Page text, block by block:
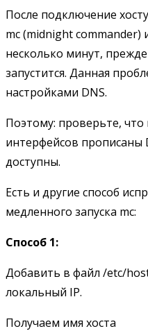
После подключение
mc (midnight commander)
несколько минут,
запустится. Данная
настройками DNS.
Поэтому: проверьте, что
интерфейсов прописаны
доступны.
Есть и другие способ
медленного запуска mc:
Способ 1:
Добавить в файл /etc/
локальный IP.
Получаем имя хоста